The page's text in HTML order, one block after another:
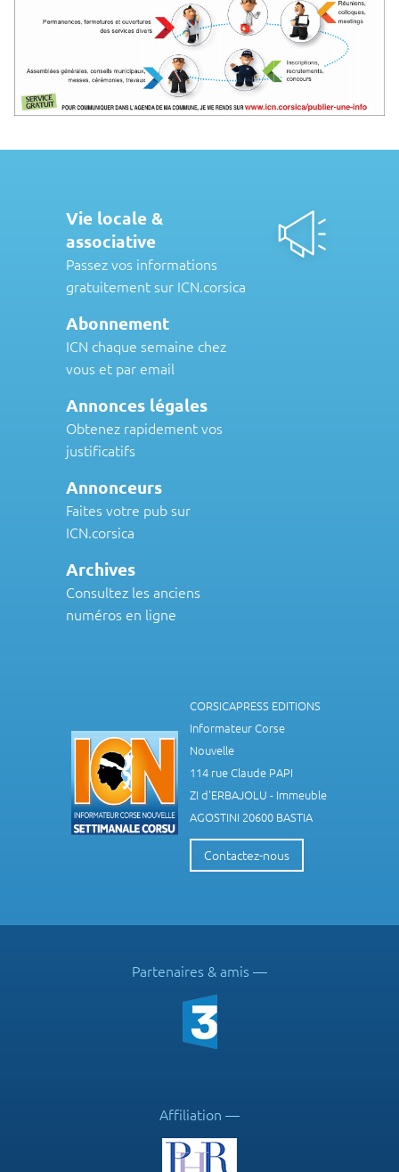
Vie locale &
associative
Passez vos informations
gratuitement sur ICN.corsica
Abonnement
ICN chaque semaine chez
vous et par email
Annonces légales
Obtenez rapidement vos
justificatifs
Annonceurs
Faites votre pub sur
ICN.corsica
Archives
Consultez les anciens
numéros en ligne
CORSICAPRESS EDITIONS
Informateur Corse
Nouvelle
114 rue Claude PAPI
ZI d'ERBAJOLU - Immeuble
AGOSTINI 20600 BASTIA
Contactez-nous
Partenaires & amis
Affiliation